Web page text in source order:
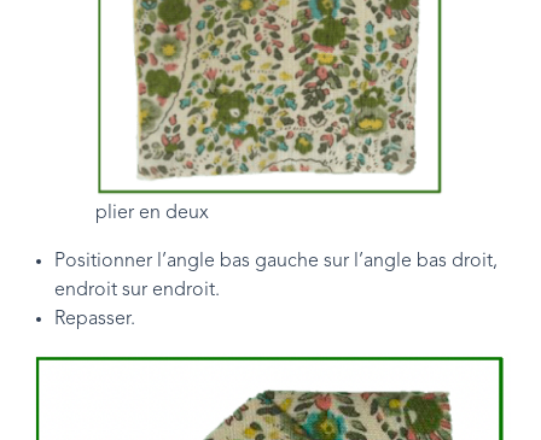
plier en deux
Positionner l’angle bas gauche sur l’angle bas droit,
endroit sur endroit.
Repasser.